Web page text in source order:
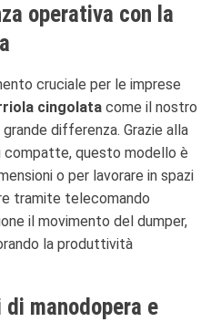
operativa con la
cruciale per le imprese
cingolata come il nostro
differenza. Grazie alla
compatte, questo modello è
o per lavorare in spazi
tramite telecomando
il movimento del dumper,
la produttività
manodopera e